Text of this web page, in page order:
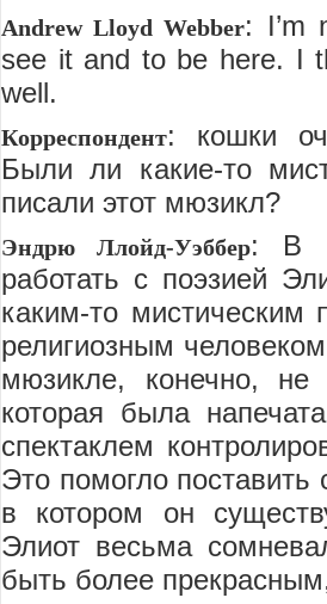
Andrew Lloyd Webber: I’m
see it and to be here. I
well.
Корреспондент: кошки
Были ли какие-то
писали этот мюзикл?
Эндрю Ллойд-Уэббер: В
работать с поэзией
каким-то мистическим
религиозным
мюзикле, конечно, не
которая была
спектаклем
Это помогло
в котором он
Элиот весьма
быть более